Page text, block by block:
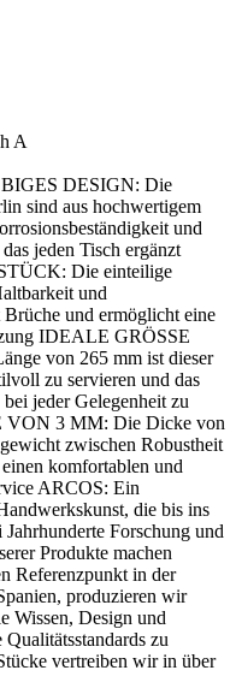
A
DESIGN: Die
sind aus hochwertigem
und
jeden Tisch ergänzt
Die einteilige
und
und ermöglicht eine
IDEALE GRÖSSE
von 265 mm ist dieser
zu servieren und das
jeder Gelegenheit zu
3 MM: Die Dicke von
zwischen Robustheit
komfortablen und
ARCOS: Ein
die bis ins
Forschung und
Produkte machen
Referenzpunkt in der
produzieren wir
Wissen, Design und
zu
vertreiben wir in über